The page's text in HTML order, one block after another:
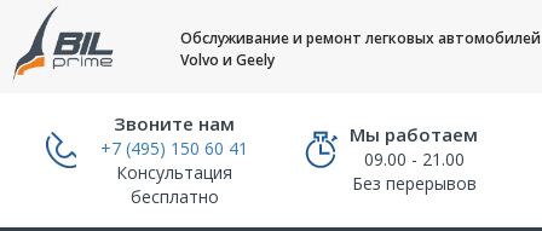
Обслуживание и ремонт легковых автомобилей
Volvo и Geely
Звоните нам
+7 (495) 150 60 41
Консультация
бесплатно
Мы работаем
09.00 - 21.00
Без перерывов